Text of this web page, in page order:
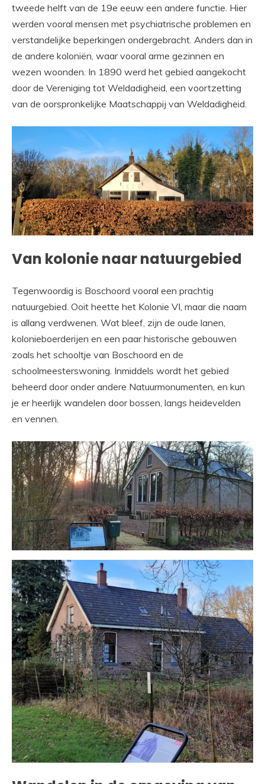
tweede helft van de 19e eeuw een andere functie. Hier
werden vooral mensen met psychiatrische problemen en
verstandelijke beperkingen ondergebracht. Anders dan in
de andere koloniën, waar vooral arme gezinnen en
wezen woonden. In 1890 werd het gebied aangekocht
door de Vereniging tot Weldadigheid, een voortzetting
van de oorspronkelijke Maatschappij van Weldadigheid.
Van kolonie naar natuurgebied
Tegenwoordig is Boschoord vooral een prachtig
natuurgebied. Ooit heette het Kolonie VI, maar die naam
is allang verdwenen. Wat bleef, zijn de oude lanen,
kolonieboerderijen en een paar historische gebouwen
zoals het schooltje van Boschoord en de
schoolmeesterswoning. Inmiddels wordt het gebied
beheerd door onder andere Natuurmonumenten, en kun
je er heerlijk wandelen door bossen, langs heidevelden
en vennen.